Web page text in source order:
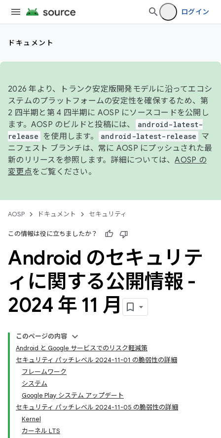
ログイン
ドキュメント
2026 年より、トランク安定版開発モデルに沿ってエコシ
ステムのプラットフォームの安定性を確保するため、第
2 四半期と第 4 四半期に AOSP にソースコードを公開し
ます。AOSP のビルドと投稿には、
android-latest-
release
を使用します。 android-latest-release
マ
ニフェスト ブランチは、常に AOSP にプッシュされた最
新のリリースを参照します。詳細については、AOSP の
変更点をご覧ください。
AOSP ドキュメント セキュリティ
この情報は役に立ちましたか？
Android のセキュリテ
ィに関する公開情報 -
2024 年 11 月
このページの内容
Android と Google サービスでのリスク軽減策
セキュリティ パッチレベル 2024-11-01 の脆弱性の詳細
フレームワーク
システム
Google Play システム アップデート
セキュリティ パッチレベル 2024-11-05 の脆弱性の詳細
Kernel
カーネル LTS